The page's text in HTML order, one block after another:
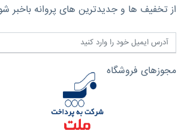
از تخفیف ها و جدیدترین های پروانه باخبر
مجوزهای فروشگاه